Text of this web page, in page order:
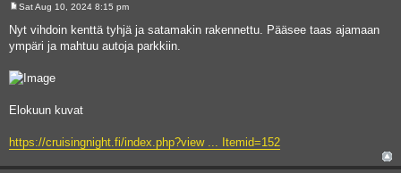
s
t
Sat Aug 10, 2024 8:15 pm
Nyt vihdoin kenttä tyhjä ja satamakin rakennettu. Pääsee taas ajamaan
ympäri ja mahtuu autoja parkkiin.
Elokuun kuvat
https://cruisingnight.fi/index.php?view ... Itemid=152